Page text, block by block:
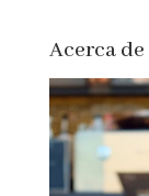
Acerca